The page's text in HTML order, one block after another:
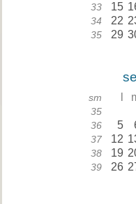
33 15
34 22
35 29
sm
35
36 5
37 12
38 19
39 26